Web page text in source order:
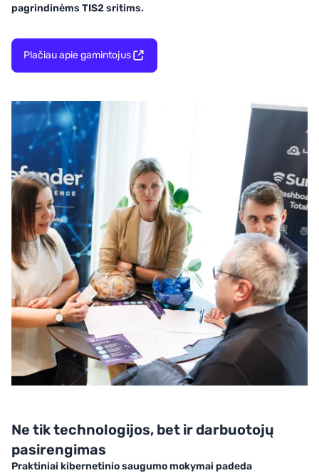
pagrindinėms TIS2 sritims.
Plačiau apie gamintojus
Ne tik technologijos, bet ir darbuotojų
pasirengimas
Praktiniai kibernetinio saugumo mokymai padeda